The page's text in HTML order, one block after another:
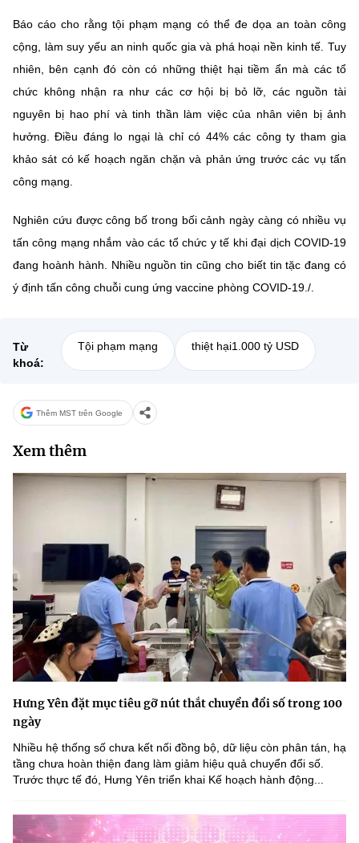
Báo cáo cho rằng tội phạm mạng có thể đe dọa an toàn công
cộng, làm suy yếu an ninh quốc gia và phá hoại nền kinh tế. Tuy
nhiên, bên cạnh đó còn có những thiệt hại tiềm ẩn mà các tổ
chức không nhận ra như các cơ hội bị bỏ lỡ, các nguồn tài
nguyên bị hao phí và tinh thần làm việc của nhân viên bị ảnh
hưởng. Điều đáng lo ngại là chỉ có 44% các công ty tham gia
khảo sát có kế hoạch ngăn chặn và phản ứng trước các vụ tấn
công mạng.
Nghiên cứu được công bố trong bối cảnh ngày càng có nhiều vụ
tấn công mạng nhắm vào các tổ chức y tế khi đại dịch COVID-19
đang hoành hành. Nhiều nguồn tin cũng cho biết tin tặc đang có
ý định tấn công chuỗi cung ứng vaccine phòng COVID-19./.
Từ
khoá:
Tội phạm mạng thiệt hại1.000 tỷ USD
Thêm MST trên Google
Xem thêm
Hưng Yên đặt mục tiêu gỡ nút thắt chuyển đổi số trong 100
ngày
Nhiều hệ thống số chưa kết nối đồng bộ, dữ liệu còn phân tán, hạ
tầng chưa hoàn thiện đang làm giảm hiệu quả chuyển đổi số.
Trước thực tế đó, Hưng Yên triển khai Kế hoạch hành động...